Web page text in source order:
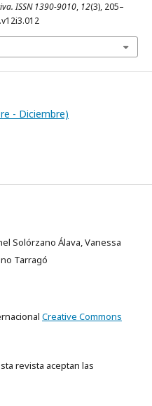
ISSN 1390-9010, 12(3), 205–
- Diciembre)
Solórzano Álava, Vanessa
Tarragó
Creative Commons
revista aceptan las